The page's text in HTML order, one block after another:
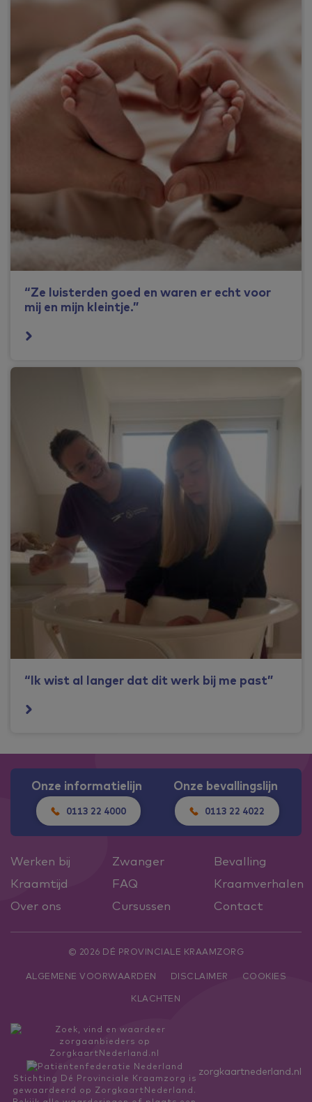
“Ze luisterden goed en waren er echt voor
mij en mijn kleintje.”
“Ik wist al langer dat dit werk bij me past”
Onze informatielijn
0113 22 4000
Onze bevallingslijn
0113 22 4022
Werken bij Zwanger
Bevalling
Kraamtijd
FAQ
Kraamverhalen
Over ons
Cursussen Contact
© 2026 DÉ PROVINCIALE KRAAMZORG
ALGEMENE VOORWAARDEN DISCLAIMER
COOKIES
KLACHTEN
Stichting Dé Provinciale Kraamzorg is
gewaardeerd op ZorgkaartNederland.
zorgkaartnederland.nl